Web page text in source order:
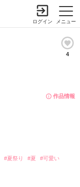
メニュー
ログイン
4
作品情報
#夏祭り #夏
#可愛い